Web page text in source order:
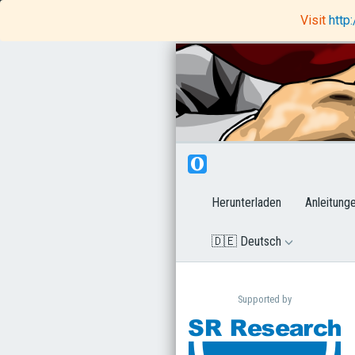
Rapunzel Code Editor
Herunterladen
🇩🇪 Deutsch
Supported by
Visit